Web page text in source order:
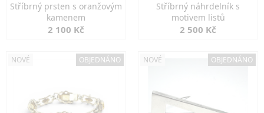
Stříbrný prsten s oranžovým
kamenem
2 100 Kč
Stříbrný náhrdelník s
motivem listů
2 500 Kč
NOVÉ OBJEDNÁNO NOVÉ OBJEDNÁNO